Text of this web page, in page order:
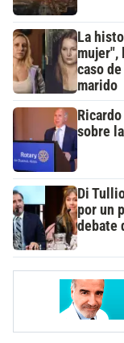
La
mujer",
caso
marido
sobre
Di
por un
debate